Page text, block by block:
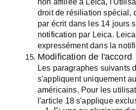
non affiliée à Leica,
droit de résiliation spécial,
par écrit dans les 14 jours
notification par Leica.
expressément dans la
Modification de l'accord
Les paragraphes suivants
s'appliquent uniquement
américains. Pour les
l'article 18 s'applique